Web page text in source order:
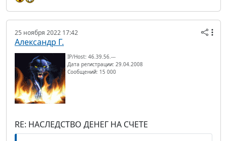
25 ноября 2022 17:42
Александр Г.
IP/Host: 46.39.56.---
Дата регистрации: 29.04.2008
Сообщений: 15 000
RE: НАСЛЕДСТВО ДЕНЕГ НА СЧЕТЕ